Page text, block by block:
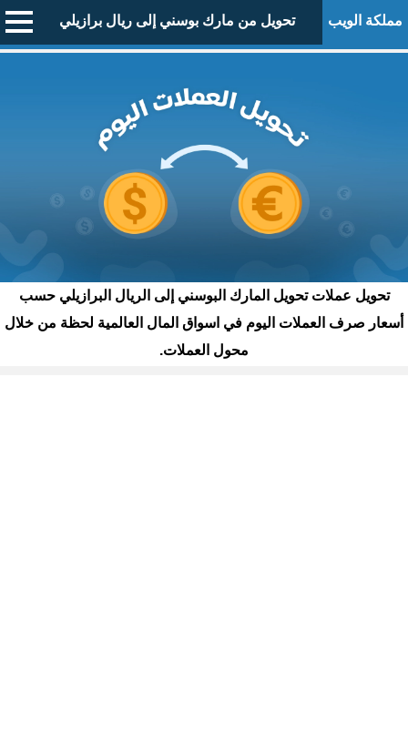
مملكة الويب تحويل من مارك بوسني إلى ريال برازيلي
تحويل عملات تحويل المارك البوسني إلى الريال البرازيلي حسب
أسعار صرف العملات اليوم في اسواق المال العالمية لحظة من خلال
محول العملات.